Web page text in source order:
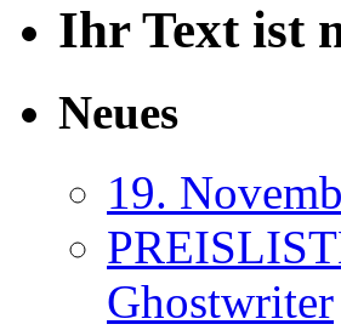
Ihr Text ist
Neues
19.
Ghostwriter